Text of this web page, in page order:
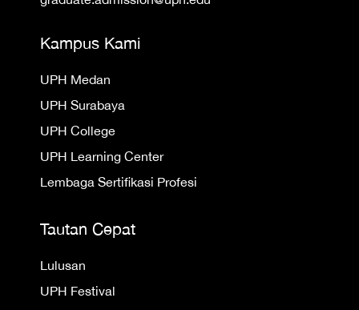
Kampus Kami
UPH Medan
UPH Surabaya
UPH College
UPH Learning Center
Lembaga Sertifikasi Profesi
Tautan Cepat
Lulusan
UPH Festival